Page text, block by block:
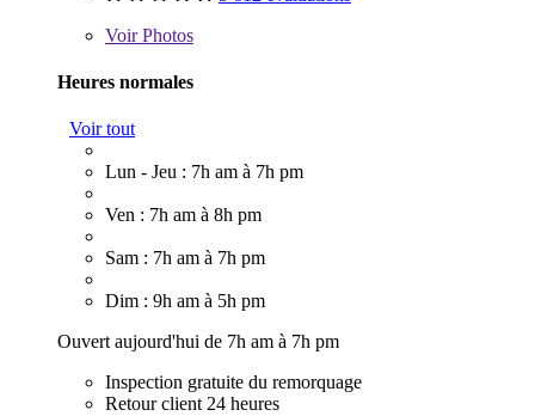
VoirPhotos
Heures normales
Voir tout
Lun - Jeu : 7h am à 7h pm
Ven : 7h am à 8h pm
Sam : 7h am à 7h pm
Dim : 9h am à 5h pm
Ouvert aujourd'hui de 7h am à 7h pm
Inspection gratuite du remorquage
Retour client 24 heures